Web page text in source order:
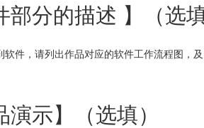
部分的描述 】（选
件，请列出作品对应的软件工作流程图，
演示】（选填）